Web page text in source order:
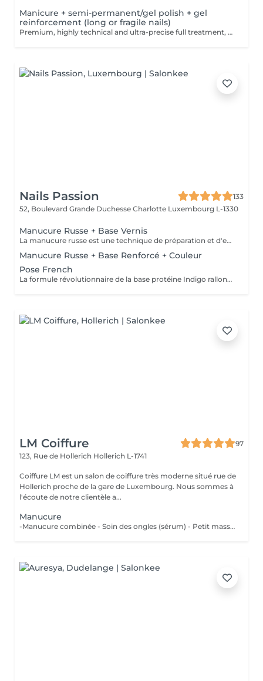
Manicure + semi-permanent/gel polish + gel
reinforcement (long or fragile nails)
Premium, highly technical and ultra-precise full treatment, performed mainly with an e-file to achieve a perfectly clean nail contour and apply the polish as close as possible, even slightly under the cuticle. This technique helps visually delay the regrowth by around 10 days. Visual result: -Extremely well-groomed nails, clean contours, flawless shape -Instagram / photo studio effect: neat, precise, with no visible dry skin We also include a gel reinforcement, recommended for long or fragile or broken nails. A perfect solution for flawless and long-lasting nails: -The average durability is 4 weeks!! Service content -> 95€ : -Removal of old semi-permanent and/or gel polish (if needed, already include in this price/service) -Very meticulous preparation of the nail plate -Removal of dead skin -Shape and file nails -Gentle cuticle care -Correction of the nail shape -Gel reinforcement -Application of semi-permanent nail polish -Application of cuticle oil and hand cream Optional : -Price per nail extension on up to 5 nails (if so please book "WITH simple design") +3€/nail -Price per nail for nail art on up to 5 nails (if so please book "WITH simple design") +3€/nail -Price for simple design (French, Chrome, Baby Boomer, Cat Eyes, Stickers, Foil) 6-10 nails -> +20€ -Price for complex design (3D, Hand drawings, Stamping, French with Chrome, Baby Boomer with Chrome, French with Cat Eyes) 6-10 nails -> +30€
Nails Passion
133
52, Boulevard Grande Duchesse Charlotte Luxembourg L-1330
Manucure Russe + Base Vernis
La manucure russe est une technique de préparation et d'embellissement aussi précise qu'efficace, qui consiste à arranger et sculpter délicatement le contour de l'ongle à l'aide d'outils de précision spécialisés. Esthétique mais aussi pratique, ce travail à la base de l'ongle offre un résultat lisse et net : des contours parfaitement définis, des cuticules durablement éliminées, un gain de longueur... En bref, un aspect soigné pour résultat irréprochable. La formule révolutionnaire de la base protéine Indigo rallonge les ongles, les renforcent naturellement et répare les cassures. Le résultat ? De longs ongles fortifiés qui ne se fendent pas, un véritable soin précieux.
Manucure Russe + Base Renforcé + Couleur
Pose French
La formule révolutionnaire de la base protéine Indigo rallonge les ongles, les renforcent naturellement et répare les cassures. Le résultat ? De longs ongles fortifiés qui ne se fendent pas, un véritable soin précieux.
LM Coiffure
97
123, Rue de Hollerich Hollerich L-1741
Coiffure LM est un salon de coiffure très moderne situé rue de
Hollerich proche de la gare de Luxembourg. Nous sommes à
l'écoute de notre clientèle a...
Manucure
-Manucure combinée - Soin des ongles (sérum) - Petit massage